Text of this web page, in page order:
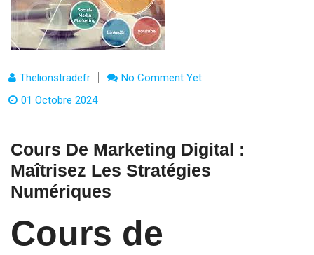
Thelionstradefr
No Comment Yet
01 Octobre 2024
Cours De Marketing Digital :
Maîtrisez Les Stratégies
Numériques
Cours de